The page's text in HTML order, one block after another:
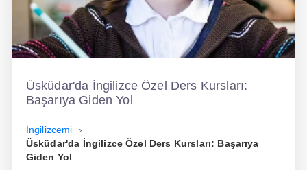
İngilizce Biyografiler
İngilizce
Dil Eğitimi
Dil Kursu
En Hızlı İngilizce
Üsküdar'da İngilizce Özel Ders Kursları:
Başarıya Giden Yol
İngilizcemi
Üsküdar'da İngilizce Özel Ders Kursları: Başarıya
Giden Yol